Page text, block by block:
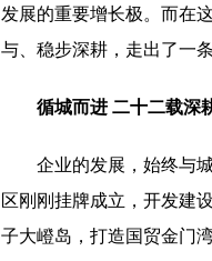
发展的重要增长极。而在
与、稳步深耕，走出了一
循城而进 二十二载深
企业的发展，始终与
区刚刚挂牌成立，开发建
子大嶝岛，打造国贸金门